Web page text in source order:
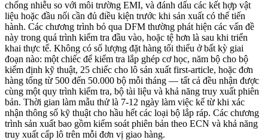
chống nhiễu so với môi trường EMI, và đánh dấu các kết hợp vật
liệu hoặc đầu nối cần đủ điều kiện trước khi sản xuất có thể tiến
hành. Các chương trình bỏ qua DFM thường phát hiện các vấn đề
này trong quá trình kiểm tra đầu vào, hoặc tệ hơn là sau khi triển
khai thực tế. Không có số lượng đặt hàng tối thiểu ở bất kỳ giai
đoạn nào: một chiếc để kiểm tra lắp ghép cơ học, năm bộ cho bộ
kiểm định kỹ thuật, 25 chiếc cho lô sản xuất first-article, hoặc đơn
hàng tổng từ 500 đến 50.000 bộ mỗi tháng — tất cả đều nhận được
cùng một quy trình kiểm tra, bộ tài liệu và khả năng truy xuất phiên
bản. Thời gian làm mẫu thử là 7-12 ngày làm việc kể từ khi xác
nhận thông số kỹ thuật cho hầu hết các loại bộ lắp ráp. Các chương
trình sản xuất bao gồm kiểm soát phiên bản theo ECN và khả năng
truy xuất cấp lô trên mỗi đơn vị giao hàng.